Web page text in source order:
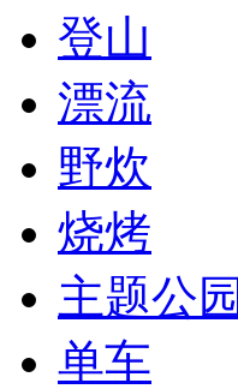
登山
漂流
野炊
烧烤
主题公园
单车